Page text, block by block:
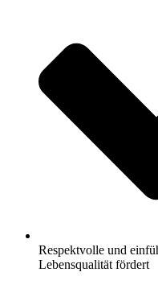
Respektvolle und
Lebensqualität fördert